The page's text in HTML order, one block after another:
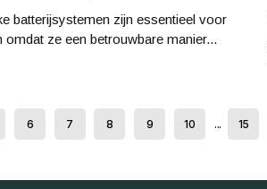
batterijsystemen zijn essentieel voor
omdat ze een betrouwbare manier...
6 7 8 9 10 ... 15